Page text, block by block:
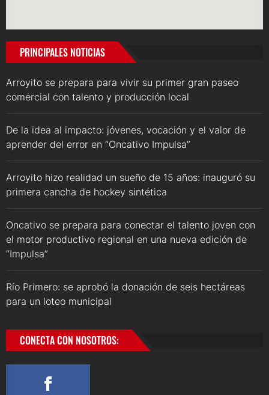
PRINCIPALES NOTICIAS
Arroyito se prepara para vivir su primer gran paseo
comercial con talento y producción local
De la idea al impacto: jóvenes, vocación y el valor de
aprender del error en “Oncativo Impulsa”
Arroyito hizo realidad un sueño de 15 años: inauguró su
primera cancha de hockey sintética
Oncativo se prepara para conectar el talento joven con
el motor productivo regional en una nueva edición de
“Impulsa”
Río Primero: se aprobó la donación de seis hectáreas
para un loteo municipal
CONECTA CON NOSOTROS: